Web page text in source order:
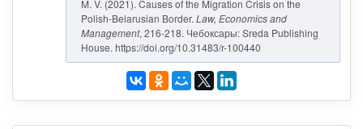
M. V. (2021). Causes of the Migration Crisis on the
Polish-Belarusian Border. Law, Economics and
Management, 216-218. Чебоксары: Sreda Publishing
House. https://doi.org/10.31483/r-100440